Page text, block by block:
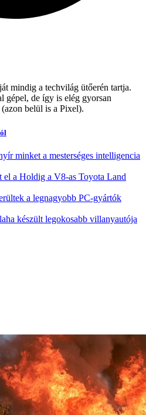
mindig a techvilág ütőerén tartja.
gépel, de így is elég gyorsan
belül is a Pixel).
minket a mesterséges intelligencia
el a Holdig a V8-as Toyota Land
a legnagyobb PC-gyártók
készült legokosabb villanyautója